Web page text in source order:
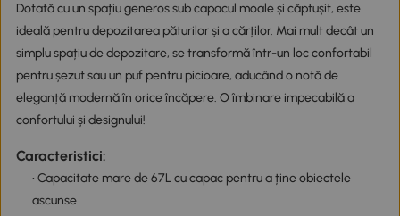
Dotată cu un spațiu generos sub capacul moale și căptușit, este
ideală pentru depozitarea păturilor și a cărților. Mai mult decât un
simplu spațiu de depozitare, se transformă într-un loc confortabil
pentru șezut sau un puf pentru picioare, aducând o notă de
eleganță modernă în orice încăpere. O îmbinare impecabilă a
confortului și designului!
Caracteristici:
• Capacitate mare de 67L cu capac pentru a ține obiectele
ascunse